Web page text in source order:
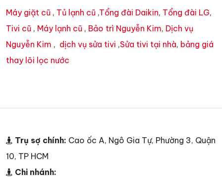
Máy giặt cũ , Tủ lạnh cũ ,Tổng đài Daikin, Tổng đài LG,
Tivi cũ , Máy lạnh cũ , Bảo trì Nguyễn Kim, Dịch vụ
Nguyễn Kim , dịch vụ sửa tivi ,Sửa tivi tại nhà, bảng giá
thay lõi lọc nước
Trụ sợ chính: Cao ốc A, Ngô Gia Tự, Phường 3, Quận
10, TP HCM
Chi nhánh: